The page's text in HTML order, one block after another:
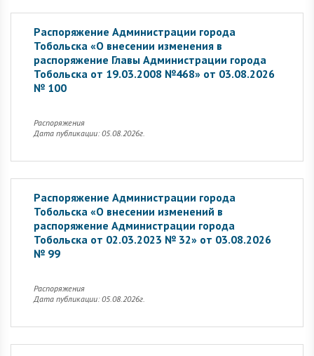
Распоряжение Администрации города
Тобольска «О внесении изменения в
распоряжение Главы Администрации города
Тобольска от 19.03.2008 №468» от 03.08.2026
№ 100
Распоряжения
Дата публикации: 05.08.2026г.
Распоряжение Администрации города
Тобольска «О внесении изменений в
распоряжение Администрации города
Тобольска от 02.03.2023 № 32» от 03.08.2026
№ 99
Распоряжения
Дата публикации: 05.08.2026г.